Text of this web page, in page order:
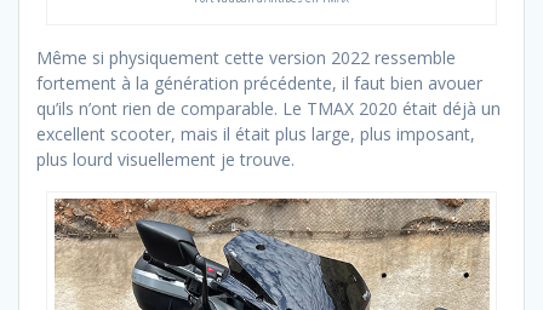
Même si physiquement cette version 2022 ressemble
fortement à la génération précédente, il faut bien avouer
qu’ils n’ont rien de comparable. Le TMAX 2020 était déjà un
excellent scooter, mais il était plus large, plus imposant,
plus lourd visuellement je trouve.